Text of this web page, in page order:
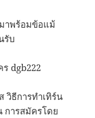
าพร้อมข้อแม้
รับ
dgb222
วิธีการทำเทิร์น
การสมัครโดย